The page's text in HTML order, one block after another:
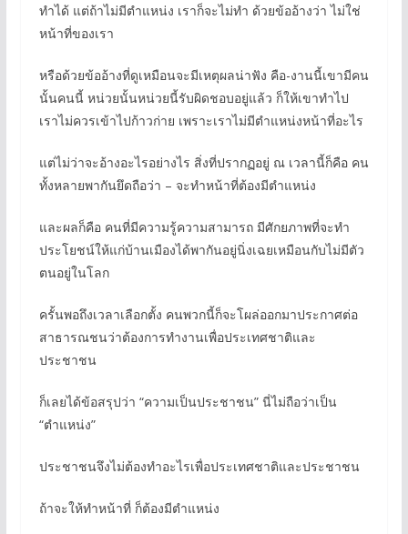
ทำได้ แต่ถ้าไม่มีตำแหน่ง เราก็จะไม่ทำ ด้วยข้ออ้างว่า ไม่ใช่
หน้าที่ของเรา
หรือด้วยข้ออ้างที่ดูเหมือนจะมีเหตุผลน่าฟัง คือ-งานนี้เขามีคน
นั้นคนนี้ หน่วยนั้นหน่วยนี้รับผิดชอบอยู่แล้ว ก็ให้เขาทำไป
เราไม่ควรเข้าไปก้าวก่าย เพราะเราไม่มีตำแหน่งหน้าที่อะไร
แต่ไม่ว่าจะอ้างอะไรอย่างไร สิ่งที่ปรากฏอยู่ ณ เวลานี้ก็คือ คน
ทั้งหลายพากันยึดถือว่า – จะทำหน้าที่ต้องมีตำแหน่ง
และผลก็คือ คนที่มีความรู้ความสามารถ มีศักยภาพที่จะทำ
ประโยชน์ให้แก่บ้านเมืองได้พากันอยู่นิ่งเฉยเหมือนกับไม่มีตัว
ตนอยู่ในโลก
ครั้นพอถึงเวลาเลือกตั้ง คนพวกนี้ก็จะโผล่ออกมาประกาศต่อ
สาธารณชนว่าต้องการทำงานเพื่อประเทศชาติและ
ประชาชน
ก็เลยได้ข้อสรุปว่า “ความเป็นประชาชน” นี่ไม่ถือว่าเป็น
“ตำแหน่ง”
ประชาชนจึงไม่ต้องทำอะไรเพื่อประเทศชาติและประชาชน
ถ้าจะให้ทำหน้าที่ ก็ต้องมีตำแหน่ง